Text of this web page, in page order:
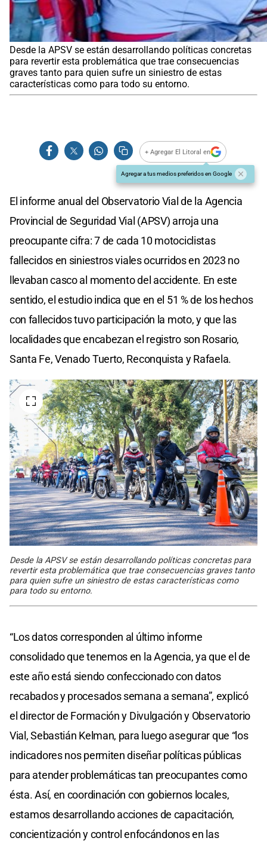
Desde la APSV se están desarrollando políticas concretas
para revertir esta problemática que trae consecuencias
graves tanto para quien sufre un siniestro de estas
características como para todo su entorno.
+ Agregar El Litoral en
Agregar a tus medios preferidos en Google
El informe anual del Observatorio Vial de la Agencia
Provincial de Seguridad Vial (APSV) arroja una
preocupante cifra: 7 de cada 10 motociclistas
fallecidos en siniestros viales ocurridos en 2023 no
llevaban casco al momento del accidente. En este
sentido, el estudio indica que en el 51 % de los hechos
con fallecidos tuvo participación la moto, y que las
localidades que encabezan el registro son Rosario,
Santa Fe, Venado Tuerto, Reconquista y Rafaela.
Desde la APSV se están desarrollando políticas concretas para
revertir esta problemática que trae consecuencias graves tanto
para quien sufre un siniestro de estas características como
para todo su entorno.
“Los datos corresponden al último informe
consolidado que tenemos en la Agencia, ya que el de
este año está siendo confeccionado con datos
recabados y procesados semana a semana”, explicó
el director de Formación y Divulgación y Observatorio
Vial, Sebastián Kelman, para luego asegurar que “los
indicadores nos permiten diseñar políticas públicas
para atender problemáticas tan preocupantes como
ésta. Así, en coordinación con gobiernos locales,
estamos desarrollando acciones de capacitación,
concientización y control enfocándonos en las